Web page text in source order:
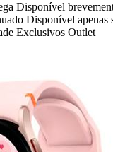
Disponível
Disponível apenas
Exclusivos Outlet